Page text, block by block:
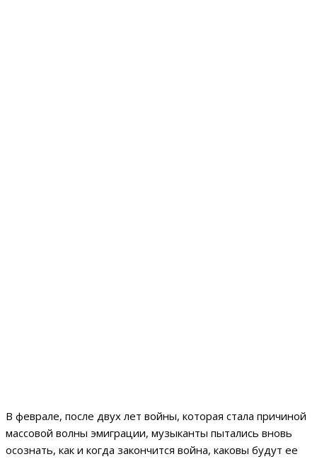
В феврале, после двух лет войны, которая стала причиной
массовой волны эмиграции, музыканты пытались вновь
осознать, как и когда закончится война, каковы будут ее